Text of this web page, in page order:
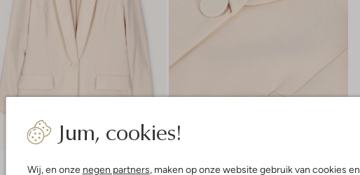
Jum, cookies!
Wij, en onze negen partners, maken op onze website gebruik van cookies en